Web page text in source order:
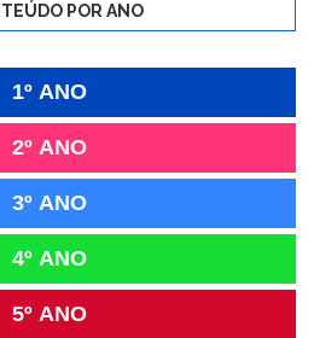
POR ANO
1º ANO
2º ANO
3º ANO
4º ANO
5º ANO